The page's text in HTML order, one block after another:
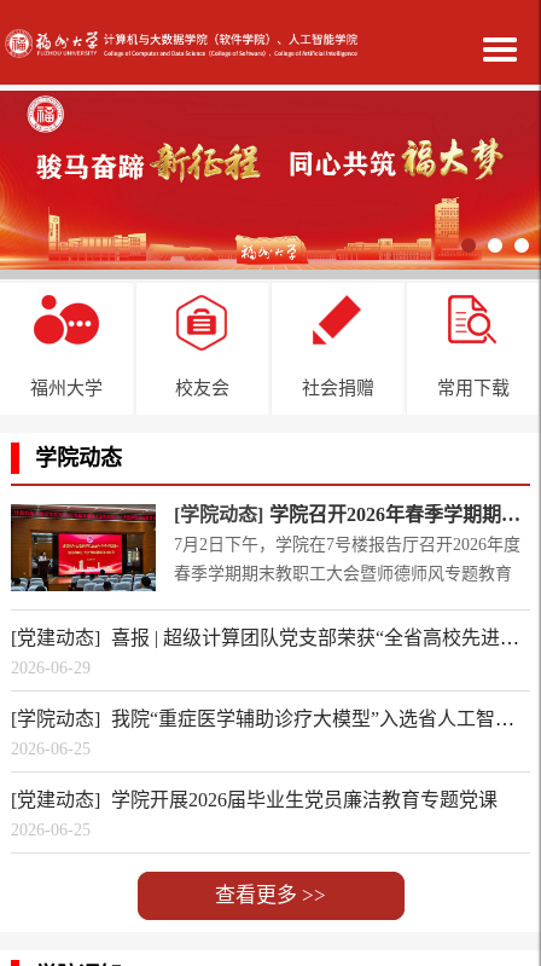
福州大学 校友会 社会捐赠 常用下载
学院动态
[学院动态] 学院召开2026年春季学期期末教职工大会暨师德师风专题教育会
7月2日下午，学院在7号楼报告厅召开2026年度
春季学期期末教职工大会暨师德师风专题教育
工参会。会议伊始，李文涛书记首先传达了校党
议主要工作目标与重点任务，同时围绕期末校园
管理、暑期师生安全工作进行专项布置强调，要
管理责任，全覆盖做好学生离校安全教育、留校
师生日常管理、实验室安...
[党建动态] 喜报 | 超级计算团队党支部荣获“全省高校先进基层党组织”称号
2026-06-29
[学院动态] 我院“重症医学辅助诊疗大模型”入选省人工智能优质行业垂直模型
2026-06-25
[党建动态] 学院开展2026届毕业生党员廉洁教育专题党课
2026-06-25
查看更多 >>